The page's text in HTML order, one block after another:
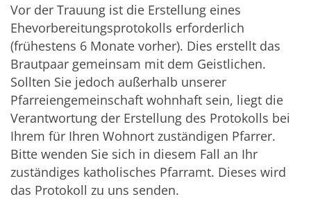
Vor der Trauung ist die Erstellung eines
Ehevorbereitungsprotokolls erforderlich
(frühestens 6 Monate vorher). Dies erstellt das
Brautpaar gemeinsam mit dem Geistlichen.
Sollten Sie jedoch außerhalb unserer
Pfarreiengemeinschaft wohnhaft sein, liegt die
Verantwortung der Erstellung des Protokolls bei
Ihrem für Ihren Wohnort zuständigen Pfarrer.
Bitte wenden Sie sich in diesem Fall an Ihr
zuständiges katholisches Pfarramt. Dieses wird
das Protokoll zu uns senden.